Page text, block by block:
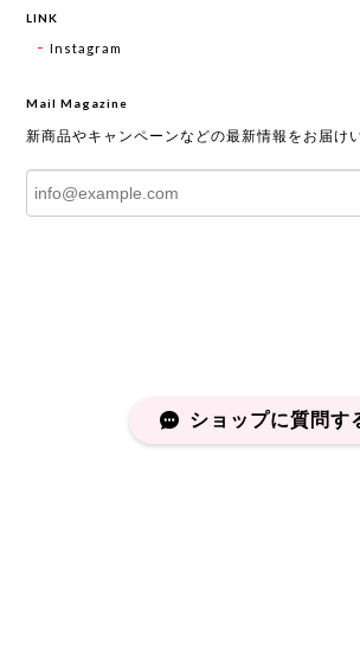
LINK
Instagram
Mail Magazine
新商品やキャンペーンなどの最新情報をお届け
ショップに質問す